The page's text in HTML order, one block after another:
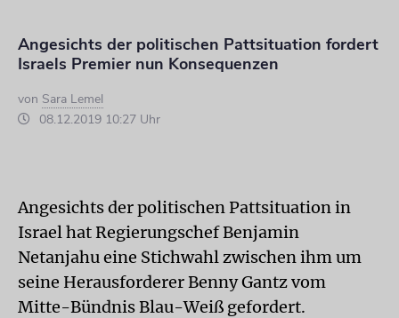
Angesichts der politischen Pattsituation fordert
Israels Premier nun Konsequenzen
von Sara Lemel
08.12.2019 10:27 Uhr
Angesichts der politischen Pattsituation in
Israelhat Regierungschef Benjamin
Netanjahu eine Stichwahl zwischen ihm um
seine Herausforderer Benny Gantz vom
Mitte-Bündnis Blau-Weiß gefordert.